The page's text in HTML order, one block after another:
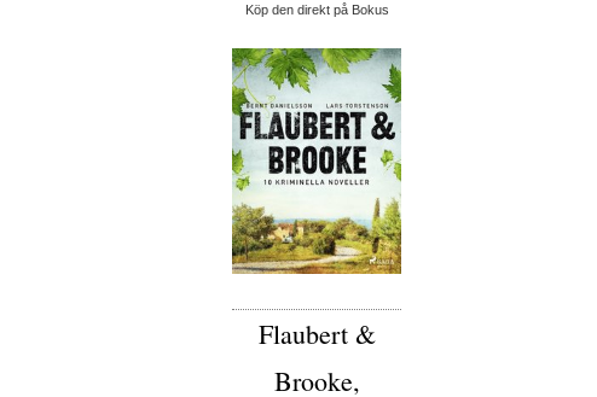
Köp den direkt på Bokus
Flaubert &
Brooke,